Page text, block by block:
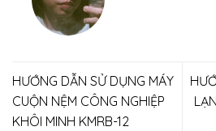
HƯỚNG DẪN SỬ DỤNG MÁY
CUỘN NỆM CÔNG NGHIỆP
KHÔI MINH KMRB-12